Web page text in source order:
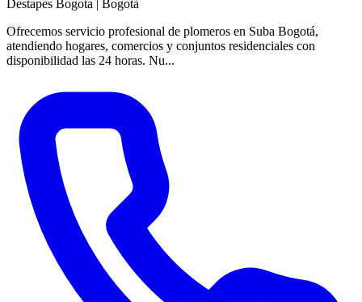
Destapes Bogota | Bogotá
Ofrecemos servicio profesional de plomeros en Suba Bogotá,
atendiendo hogares, comercios y conjuntos residenciales con
disponibilidad las 24 horas. Nu...